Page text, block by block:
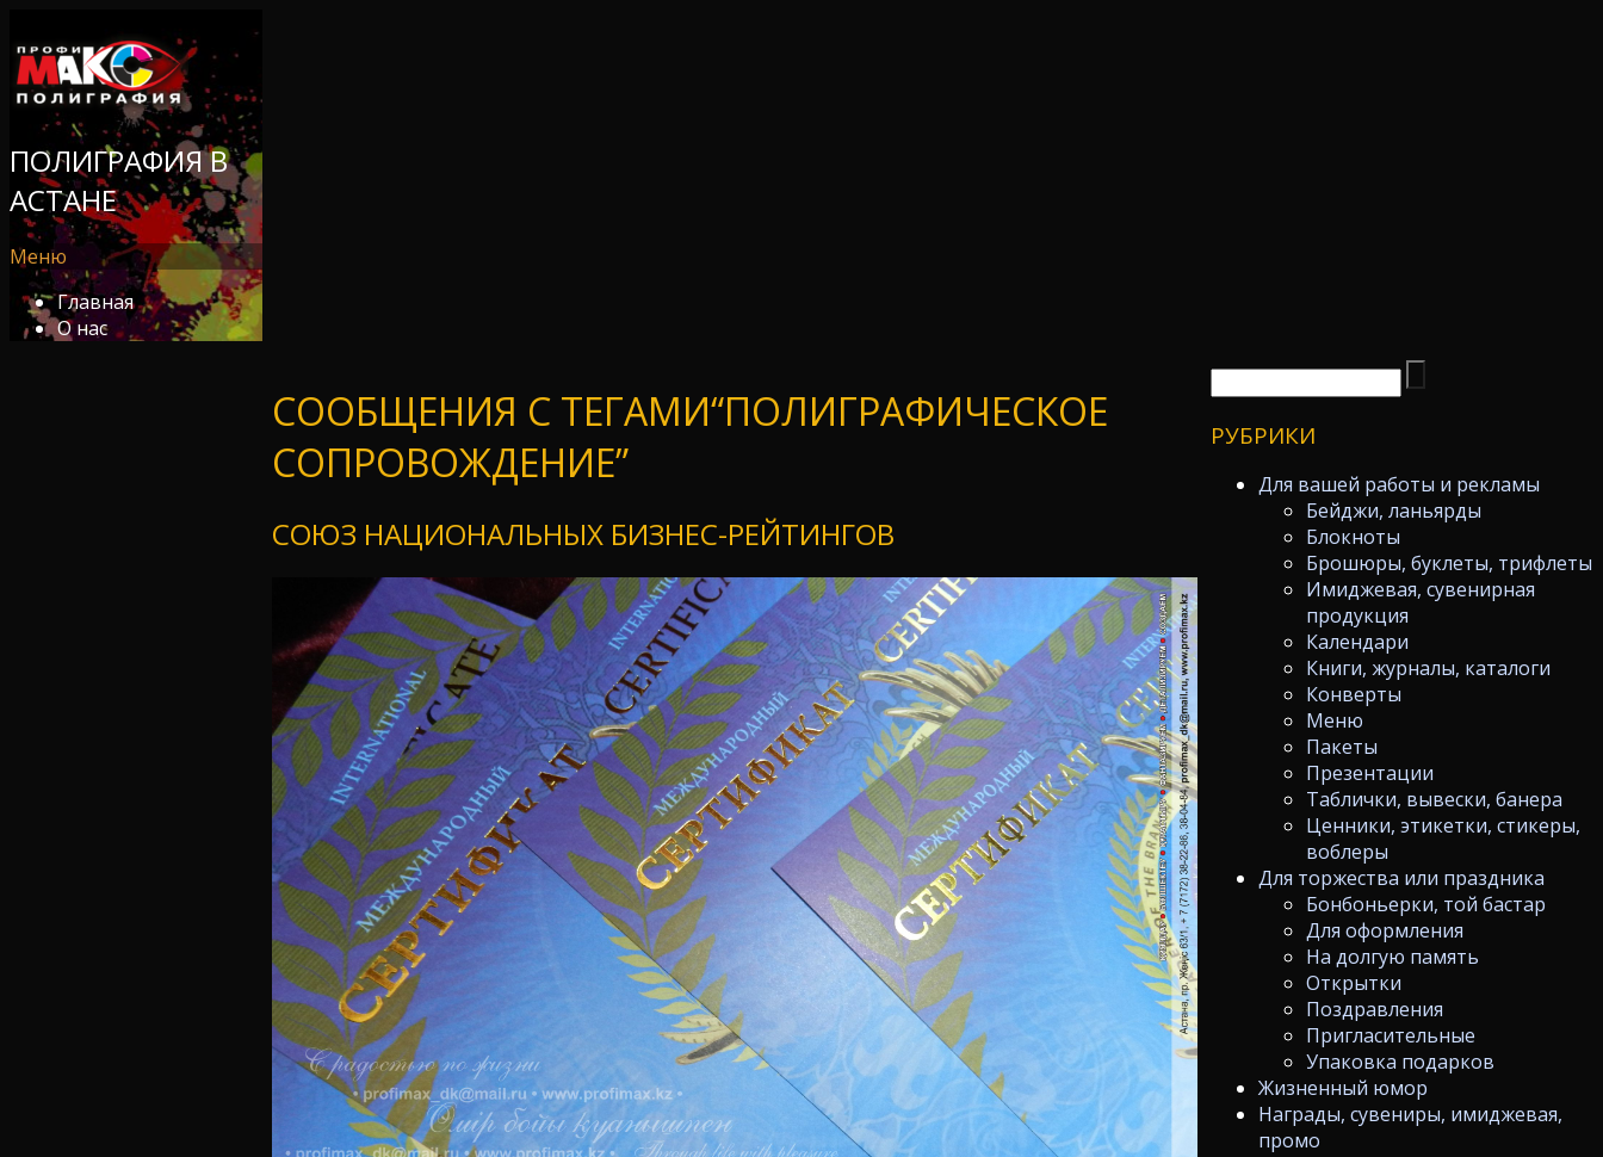
ПОЛИГРАФИЯ В
АСТАНЕ
Меню
Главная
О нас
РУБРИКИ
Для вашей работы и рекламы
Бейджи, ланьярды
Блокноты
Брошюры, буклеты, трифлеты
Имиджевая, сувенирная
продукция
Календари
Книги, журналы, каталоги
Конверты
Меню
Пакеты
Презентации
Таблички, вывески, банера
Ценники, этикетки, стикеры,
воблеры
Для торжества или праздника
Бонбоньерки, той бастар
Для оформления
На долгую память
Открытки
Поздравления
Пригласительные
Упаковка подарков
Жизненный юмор
Награды, сувениры, имиджевая,
промо
СООБЩЕНИЯ С ТЕГАМИ“ПОЛИГРАФИЧЕСКОЕ
СОПРОВОЖДЕНИЕ”
СОЮЗ НАЦИОНАЛЬНЫХ БИЗНЕС-РЕЙТИНГОВ